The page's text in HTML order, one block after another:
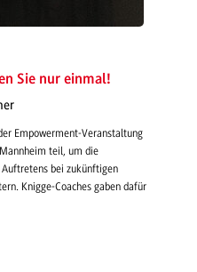
Sie nur einmal!
Empowerment-Veranstaltung
teil, um die
Auftretens bei zukünftigen
Knigge-Coaches gaben dafür